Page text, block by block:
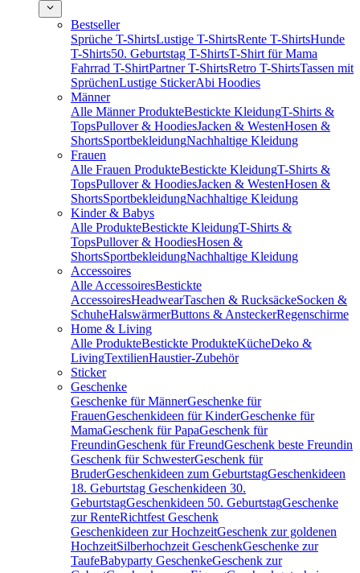
Bestseller
Sprüche T-ShirtsLustige T-ShirtsRente T-ShirtsHunde
T-Shirts50. Geburtstag T-ShirtsT-Shirt für Mama
Fahrrad T-ShirtPartner T-ShirtsRetro T-ShirtsTassen mit
SprüchenLustige StickerAbi Hoodies
Männer
Alle Männer ProdukteBestickte KleidungT-Shirts &
TopsPullover & HoodiesJacken & WestenHosen &
ShortsSportbekleidungNachhaltige Kleidung
Frauen
Alle Frauen ProdukteBestickte KleidungT-Shirts &
TopsPullover & HoodiesJacken & WestenHosen &
ShortsSportbekleidungNachhaltige Kleidung
Kinder & Babys
Alle ProdukteBestickte KleidungT-Shirts &
TopsPullover & HoodiesHosen &
ShortsSportbekleidungNachhaltige Kleidung
Accessoires
Alle AccessoiresBestickte
AccessoiresHeadwearTaschen & RucksäckeSocken &
SchuheHalswärmerButtons & AnsteckerRegenschirme
Home & Living
Alle ProdukteBestickte ProdukteKücheDeko &
LivingTextilienHaustier-Zubehör
Sticker
Geschenke
Geschenke für MännerGeschenke für
FrauenGeschenkideen für KinderGeschenke für
MamaGeschenk für PapaGeschenk für
FreundinGeschenk für FreundGeschenk beste Freundin
Geschenk für SchwesterGeschenk für
BruderGeschenkideen zum GeburtstagGeschenkideen
18. Geburtstag Geschenkideen 30.
GeburtstagGeschenkideen 50. GeburtstagGeschenke
zur RenteRichtfest Geschenk
Geschenkideen zur HochzeitGeschenk zur goldenen
HochzeitSilberhochzeit GeschenkGeschenke zur
TaufeBabyparty GeschenkeGeschenk zur